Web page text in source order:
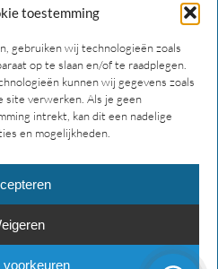
toestemming
gebruiken wij technologieën zoals
op te slaan en/of te raadplegen.
kunnen wij gegevens zoals
site verwerken. Als je geen
intrekt, kan dit een nadelige
en mogelijkheden.
voorkeuren